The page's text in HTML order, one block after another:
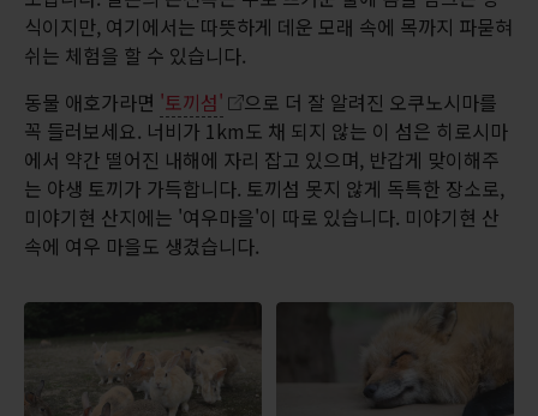
식이지만, 여기에서는 따뜻하게 데운 모래 속에 목까지 파묻혀
쉬는 체험을 할 수 있습니다.
동물 애호가라면 '토끼섬'
으로 더 잘 알려진 오쿠노시마를
꼭 들러보세요. 너비가 1km도 채 되지 않는 이 섬은 히로시마
에서 약간 떨어진 내해에 자리 잡고 있으며, 반갑게 맞이해주
는 야생 토끼가 가득합니다. 토끼섬 못지 않게 독특한 장소로,
미야기현 산지에는 '여우마을'이 따로 있습니다. 미야기현 산
속에 여우 마을도 생겼습니다.